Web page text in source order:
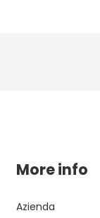
More info
Azienda